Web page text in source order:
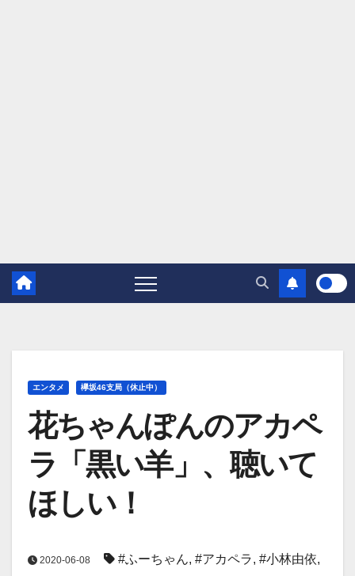
エンタメ 欅坂46支局（休止中）
花ちゃんぽんのアカペ
ラ「黒い羊」、聴いて
ほしい！
2020-06-08 #ふーちゃん, #アカペラ, #小林由依,